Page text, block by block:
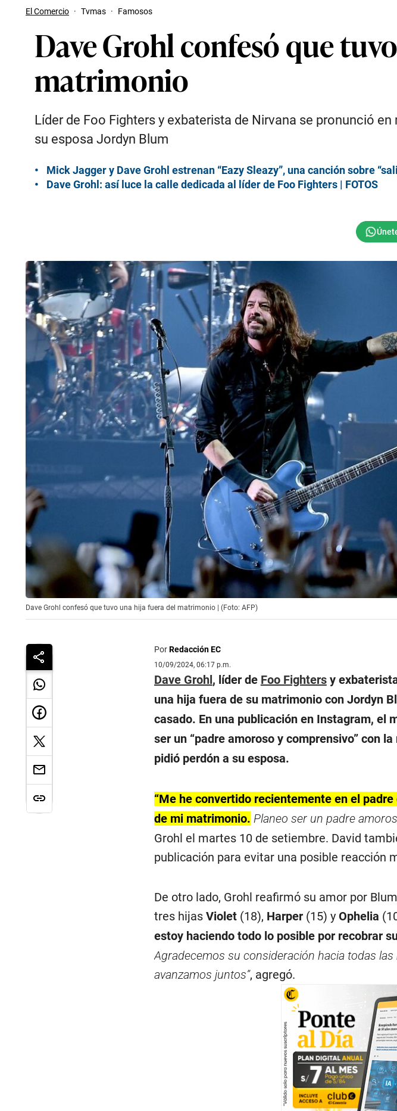
El Comercio · Tvmas · Famosos
Dave Grohl confesó que
matrimonio
Líder de Foo Fighters y exbaterista de Nirvana se pronunció
su esposa Jordyn Blum
Mick Jagger y Dave Grohl estrenan “Eazy Sleazy”, una canción sobre
Dave Grohl: así luce la calle dedicada al líder de Foo Fighters | FOTOS
Dave Grohl confesó que tuvo una hija fuera del matrimonio | (Foto: AFP)
PorRedacción EC
10/09/2024, 06:17 p.m.
Dave Grohl, líder de Foo Fightersy
una hija fuera de su matrimonio con Jordyn
casado. En una publicación en Instagram, el
ser un “padre amoroso y comprensivo” con
pidió perdón a su esposa.
“Me he convertido recientemente en el
de mi matrimonio. Planeo ser un padre
Grohl el martes 10 de setiembre. David
publicación para evitar una posible reacción
De otro lado, Grohl reafirmó su amor por
tres hijas Violet (18), Harper(15) y Ophelia
estoy haciendo todo lo posible por recobrar
Agradecemos su consideración hacia todas
avanzamos juntos”, agregó.